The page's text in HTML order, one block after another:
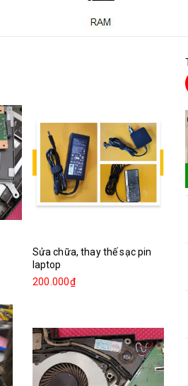
Sửa chữa, thay thế sạc pin
laptop
200.000₫